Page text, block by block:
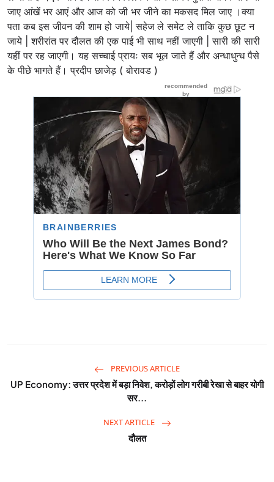
जाए आंखें भर आएं और आज को जी भर जीने का मकसद मिल जाए ।क्या
पता कब इस जीवन की शाम हो जाये| सहेज ले समेट ले ताकि कुछ छूट न
जाये | शरीरांत पर दौलत की एक पाई भी साथ नहीं जाएगी | सारी की सारी
यहीं पर रह जाएगी। यह सच्चाई प्रायः सब भूल जाते हैं और अन्धाधुन्ध पैसे
के पीछे भागते हैं। प्रदीप छाजेड़ ( बोरावड )
PREVIOUS ARTICLE
UP Economy: उत्तर प्रदेश में बड़ा निवेश, करोड़ों लोग गरीबी रेखा से बाहर योगी
सर...
NEXT ARTICLE
दौलत